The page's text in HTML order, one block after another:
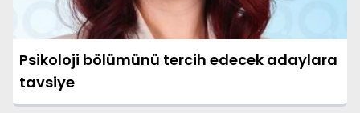
Psikoloji bölümünü tercih edecek adaylara
tavsiye